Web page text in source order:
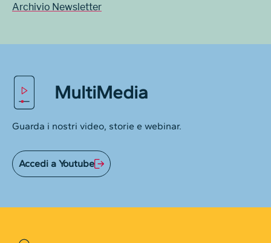
Archivio Newsletter
MultiMedia
Guarda i nostri video, storie e webinar.
Accedi a Youtube